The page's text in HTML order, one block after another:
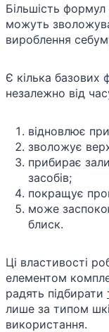
Більшість формул
можуть
вироблення
Є кілька базових
незалежно від
відновлює
зволожує
прибирає
засобів;
покращує
може
блиск.
Ці властивості
елементом
радять підбирати
лише за типом
використання.